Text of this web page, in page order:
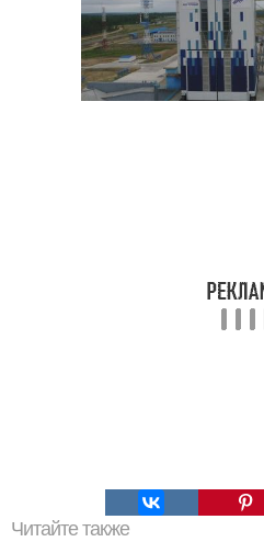
Читайте также